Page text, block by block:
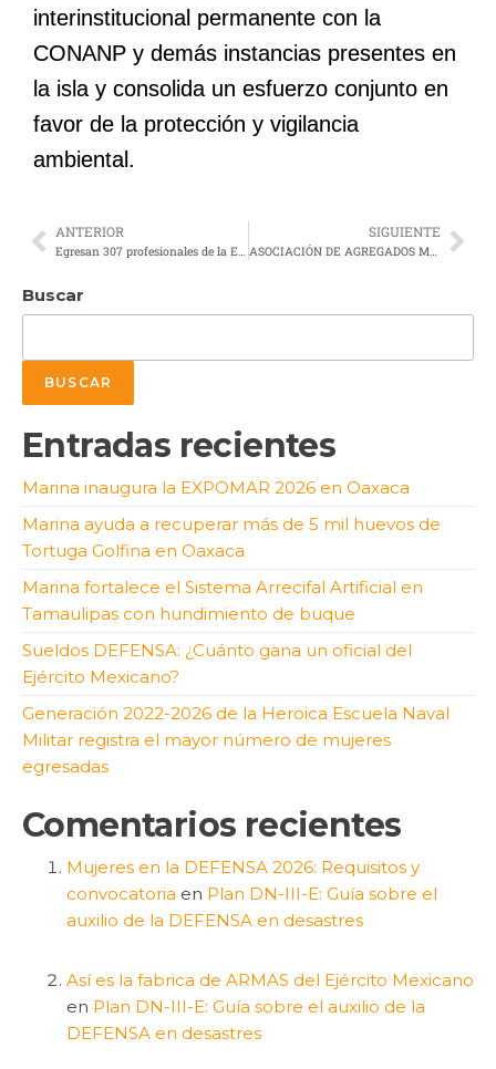
interinstitucional permanente con la
CONANP y demás instancias presentes en
la isla y consolida un esfuerzo conjunto en
favor de la protección y vigilancia
ambiental.
ANTERIOR
Egresan 307 profesionales de la Escuela Militar de Graduados de Sanidad
SIGUIENTE
ASOCIACIÓN DE AGREGADOS MILITARES, NAVALES Y AÉREOS EN MÉXICO A.C. CONTRUYE CONFIANZA Y COOPERACIÓN ENTRE NACIONES
Buscar
BUSCAR
Entradas recientes
Marina inaugura la EXPOMAR 2026 en Oaxaca
Marina ayuda a recuperar más de 5 mil huevos de
Tortuga Golfina en Oaxaca
Marina fortalece el Sistema Arrecifal Artificial en
Tamaulipas con hundimiento de buque
Sueldos DEFENSA: ¿Cuánto gana un oficial del
Ejército Mexicano?
Generación 2022-2026 de la Heroica Escuela Naval
Militar registra el mayor número de mujeres
egresadas
Comentarios recientes
Mujeres en la DEFENSA 2026: Requisitos y
convocatoria en Plan DN-III-E: Guía sobre el
auxilio de la DEFENSA en desastres
Así es la fabrica de ARMAS del Ejército Mexicano
en Plan DN-III-E: Guía sobre el auxilio de la
DEFENSA en desastres